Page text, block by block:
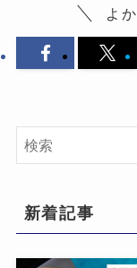
よ
新着記事